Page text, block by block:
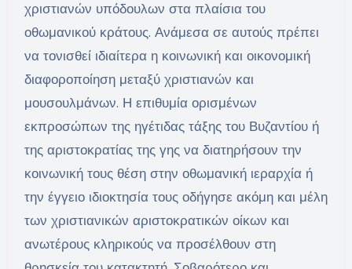
χριστιανών υπόδουλων στα πλαίσια του
οθωμανικού κράτους. Ανάμεσα σε αυτούς πρέπει
να τονισθεί ιδιαίτερα η κοινωνική και οικονομική
διαφοροποίηση μεταξύ χριστιανών και
μουσουλμάνων. Η επιθυμία ορισμένων
εκπροσώπων της ηγέτιδας τάξης του Βυζαντίου ή
της αριστοκρατίας της γης να διατηρήσουν την
κοινωνική τους θέση στην οθωμανική ιεραρχία ή
την έγγειο ιδιοκτησία τους οδήγησε ακόμη και μέλη
των χριστιανικών αριστοκρατικών οίκων και
ανωτέρους κληρικούς να προσέλθουν στη